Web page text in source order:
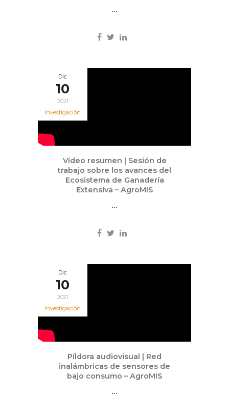
...
Dic
10
2021
Investigación
Vídeo resumen | Sesión de
trabajo sobre los avances del
Ecosistema de Ganadería
Extensiva – AgroMIS
...
Dic
10
2021
Investigación
Píldora audiovisual | Red
inalámbricas de sensores de
bajo consumo – AgroMIS
...